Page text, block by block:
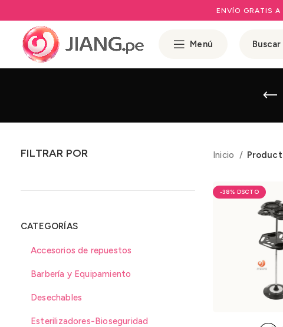
ENVÍO GRATIS
Menú
FILTRAR POR
CATEGORÍAS
Accesorios de repuestos
Barbería y Equipamiento
Desechables
Esterilizadores-Bioseguridad
Inicio
-38%